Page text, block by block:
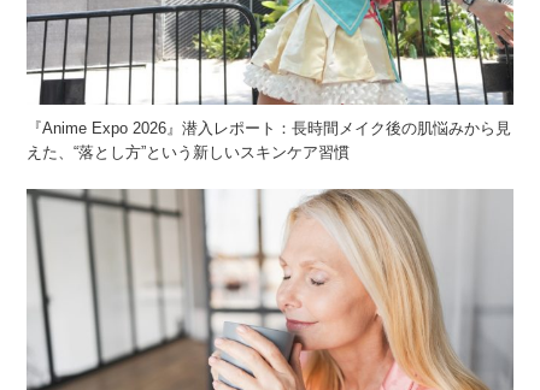
『Anime Expo 2026』潜入レポート：長時間メイク後の肌悩みから見
えた、“落とし方”という新しいスキンケア習慣